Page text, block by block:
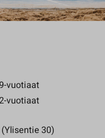
vuotiaat
vuotiaat
30)